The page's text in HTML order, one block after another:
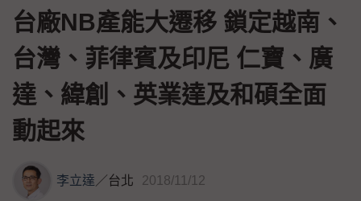
台廠NB產能大遷移 鎖定越南、
台灣、菲律賓及印尼 仁寶、廣
達、緯創、英業達及和碩全面
動起來
李立達／台北 2018/11/12